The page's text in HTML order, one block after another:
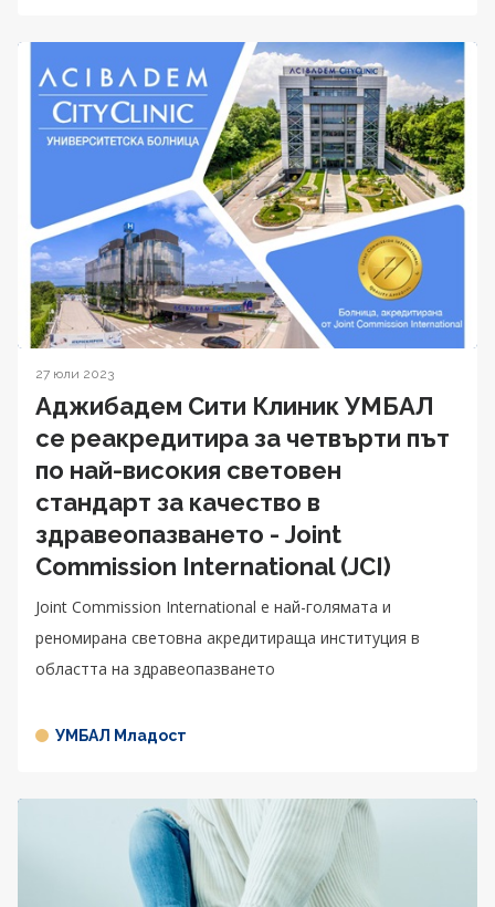
27 юли 2023
Аджибадем Сити Клиник УМБАЛ
се реакредитира за четвърти път
по най-високия световен
стандарт за качество в
здравеопазването - Joint
Commission International (JCI)
Joint Commission International е най-голямата и
реномирана световна акредитираща институция в
областта на здравеопазването
УМБАЛ Младост